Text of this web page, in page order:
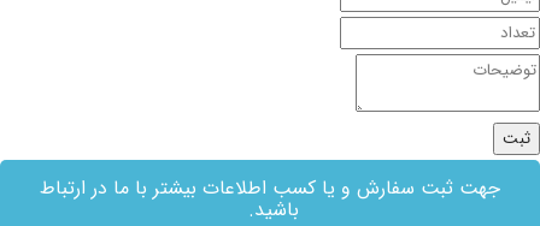
جهت ثبت سفارش و یا کسب اطلاعات بیشتر با ما در ارتباط
باشید.